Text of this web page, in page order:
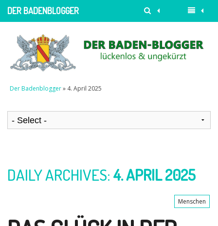
DER BADENBLOGGER
Der Badenblogger» 4. April 2025
DAILY ARCHIVES:4. APRIL 2025
Menschen